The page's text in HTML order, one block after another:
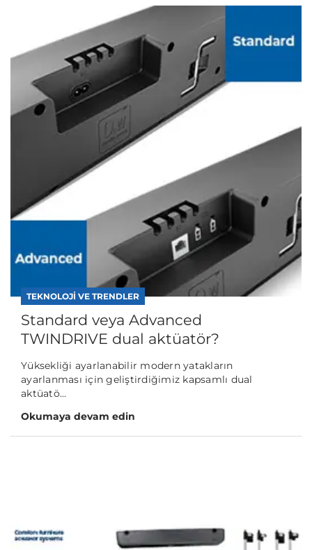
TEKNOLOJI VE TRENDLER
Standard veya Advanced
TWINDRIVE dual aktüatör?
Yüksekliği ayarlanabilir modern yatakların
ayarlanması için geliştirdiğimiz kapsamlı dual
aktüatö...
Okumaya devam edin